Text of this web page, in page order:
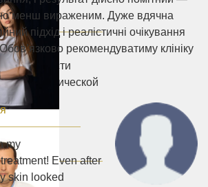
в области
в эстетической
менш вираженим. Дуже вдячна
підхід і реалістичні очікування
рекомендуватиму клініку
my
Even after
skin looked